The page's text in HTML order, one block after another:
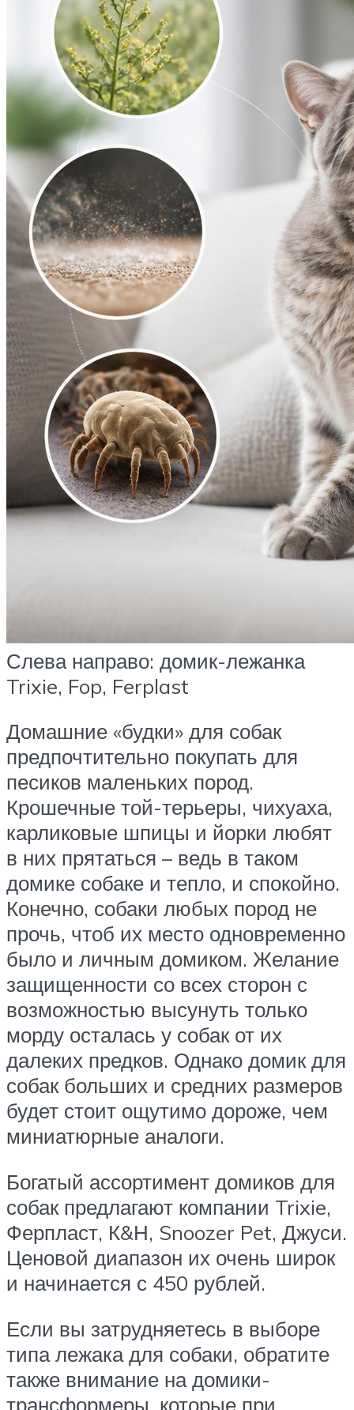
Слева направо: домик-лежанка
Trixie, Fop, Ferplast
Домашние «будки» для собак
предпочтительно покупать для
песиков маленьких пород.
Крошечные той-терьеры, чихуаха,
карликовые шпицы и йорки любят
в них прятаться – ведь в таком
домике собаке и тепло, и спокойно.
Конечно, собаки любых пород не
прочь, чтоб их место одновременно
было и личным домиком. Желание
защищенности со всех сторон с
возможностью высунуть только
морду осталась у собак от их
далеких предков. Однако домик для
собак больших и средних размеров
будет стоит ощутимо дороже, чем
миниатюрные аналоги.
Богатый ассортимент домиков для
собак предлагают компании Trixie,
Ферпласт, К&Н, Snoozer Pet, Джуси.
Ценовой диапазон их очень широк
и начинается с 450 рублей.
Если вы затрудняетесь в выборе
типа лежака для собаки, обратите
также внимание на домики-
трансформеры, которые при